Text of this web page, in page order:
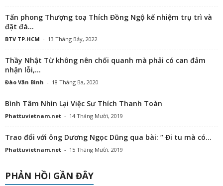
Tấn phong Thượng toạ Thích Đồng Ngộ kế nhiệm trụ trì và
đặt đá...
BTV TP.HCM - 13 Tháng Bảy, 2022
Thầy Nhật Từ không nên chối quanh mà phải có can đảm
nhận lỗi,...
Đào Văn Bình - 18 Tháng Ba, 2020
Bình Tâm Nhìn Lại Việc Sư Thích Thanh Toàn
Phattuvietnam.net - 14 Tháng Mười, 2019
Trao đổi với ông Dương Ngọc Dũng qua bài: “ Đi tu mà có...
Phattuvietnam.net - 15 Tháng Mười, 2019
PHẢN HỒI GẦN ĐÂY